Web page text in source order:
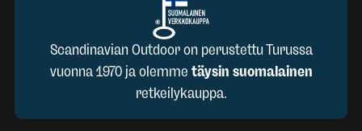
Scandinavian Outdoor on perustettu Turussa
vuonna 1970 ja olemme täysin suomalainen
retkeilykauppa.